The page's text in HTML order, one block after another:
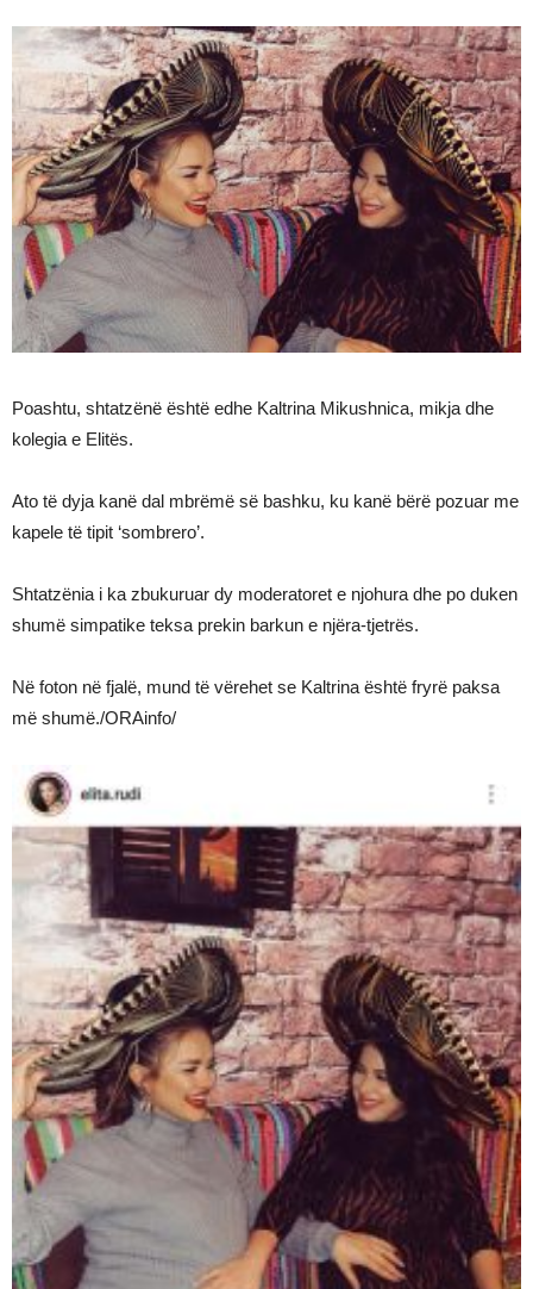
Poashtu, shtatzënë është edhe Kaltrina Mikushnica, mikja dhe
kolegia e Elitës.
Ato të dyja kanë dal mbrëmë së bashku, ku kanë bërë pozuar me
kapele të tipit ‘sombrero’.
Shtatzënia i ka zbukuruar dy moderatoret e njohura dhe po duken
shumë simpatike teksa prekin barkun e njëra-tjetrës.
Në foton në fjalë, mund të vërehet se Kaltrina është fryrë paksa
më shumë./ORAinfo/